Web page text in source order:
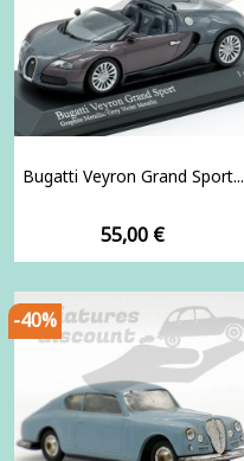
Bugatti Veyron Grand Sport...
Prix
55,00 €
-40%